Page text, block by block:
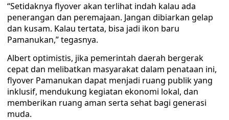
“Setidaknya flyover akan terlihat indah kalau ada
penerangan dan peremajaan. Jangan dibiarkan gelap
dan kusam. Kalau tertata, bisa jadi ikon baru
Pamanukan,” tegasnya.
Albert optimistis, jika pemerintah daerah bergerak
cepat dan melibatkan masyarakat dalam penataan ini,
flyover Pamanukan dapat menjadi ruang publik yang
inklusif, mendukung kegiatan ekonomi lokal, dan
memberikan ruang aman serta sehat bagi generasi
muda.